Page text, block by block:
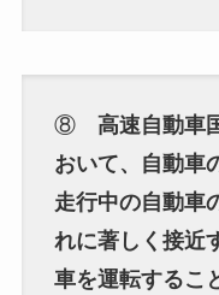
⑧ 高速自動車
おいて、自動車
走行中の自動車
れに著しく接近
車を運転するこ